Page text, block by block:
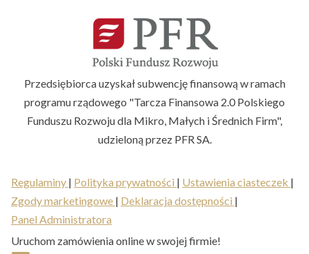
Przedsiębiorca uzyskał subwencję finansową w ramach
programu rządowego "Tarcza Finansowa 2.0 Polskiego
Funduszu Rozwoju dla Mikro, Małych i Średnich Firm",
udzieloną przez PFR SA.
Regulaminy | Polityka prywatności | Ustawienia ciasteczek |
Zgody marketingowe | Deklaracja dostępności |
Panel Administratora
Uruchom zamówienia online w swojej firmie!